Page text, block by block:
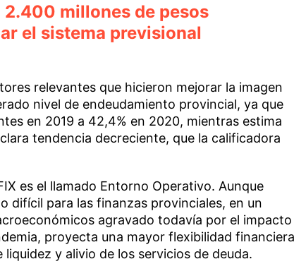
millones de pesos
el sistema previsional
relevantes que hicieron mejorar la imagen
nivel de endeudamiento provincial, ya que
en 2019 a 42,4% en 2020, mientras estima
tendencia decreciente, que la calificadora
es el llamado Entorno Operativo. Aunque
difícil para las finanzas provinciales, en un
agravado todavía por el impacto
proyecta una mayor flexibilidad financiera
y alivio de los servicios de deuda.